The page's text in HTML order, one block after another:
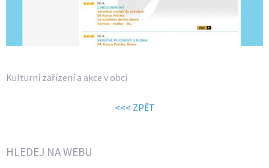
Kulturní zařízení a akce v obci
<<< ZPĚT
HLEDEJ NA WEBU